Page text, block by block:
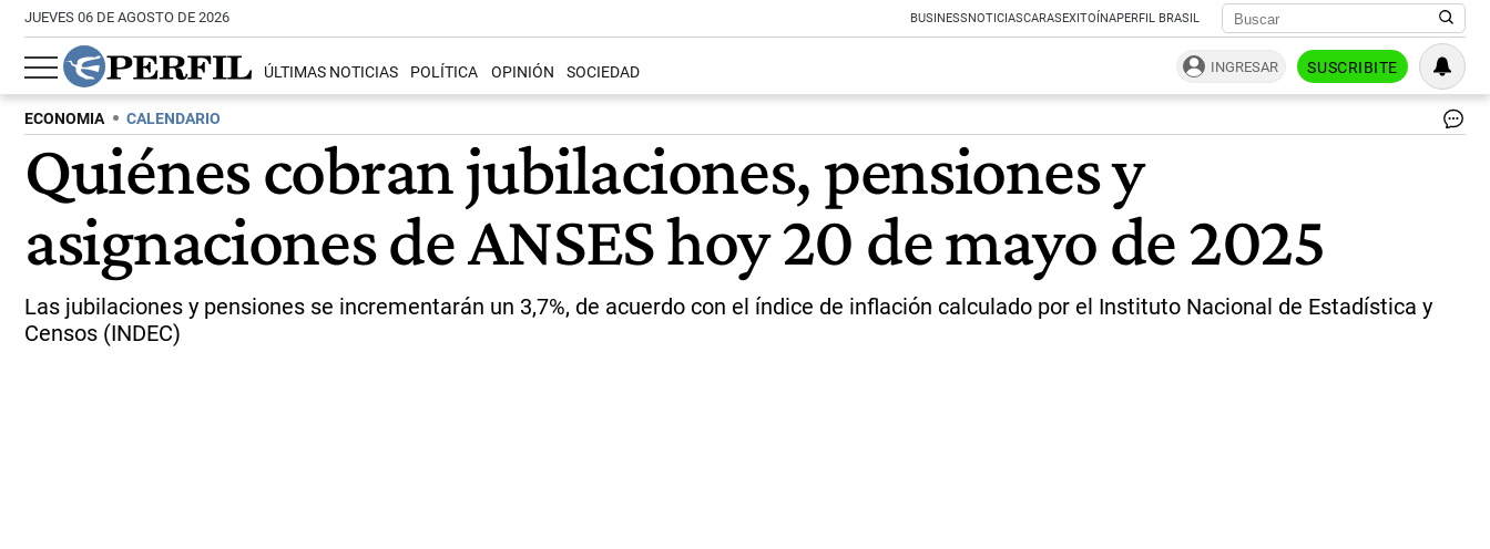
JUEVES 06 DE AGOSTO DE 2026 BUSINESSNOTICIASCARASEXITOÍNAPERFIL BRASIL
ÚLTIMAS NOTICIAS POLÍTICA OPINIÓN SOCIEDAD INGRESAR SUSCRIBITE
ECONOMIA CALENDARIO
Quiénes cobran jubilaciones, pensiones y
asignaciones de ANSES hoy 20 de mayo de 2025
Las jubilaciones y pensiones se incrementarán un 3,7%, de acuerdo con el índice de inflación calculado por el Instituto Nacional de Estadística y
Censos (INDEC)